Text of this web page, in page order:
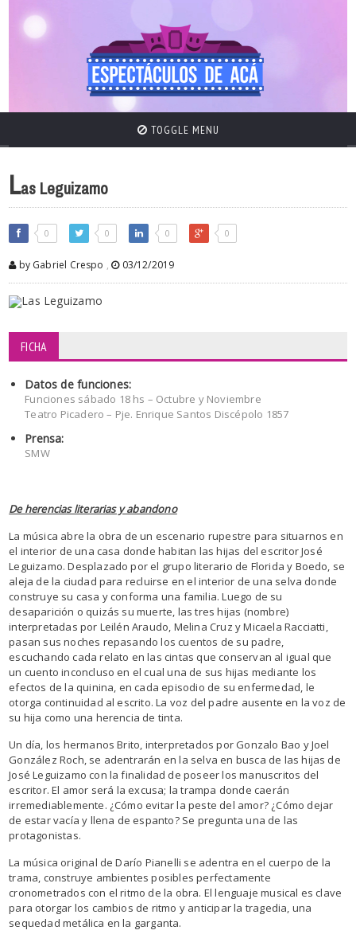
TOGGLE MENU
Las Leguizamo
0 0 0 0
by Gabriel Crespo , 03/12/2019
FICHA
Datos de funciones:
Funciones sábado 18 hs – Octubre y Noviembre
Teatro Picadero – Pje. Enrique Santos Discépolo 1857
Prensa:
SMW
De herencias literarias y abandono
La música abre la obra de un escenario rupestre para situarnos en
el interior de una casa donde habitan las hijas del escritor José
Leguizamo. Desplazado por el grupo literario de Florida y Boedo, se
aleja de la ciudad para recluirse en el interior de una selva donde
construye su casa y conforma una familia. Luego de su
desaparición o quizás su muerte, las tres hijas (nombre)
interpretadas por Leilén Araudo, Melina Cruz y Micaela Racciatti,
pasan sus noches repasando los cuentos de su padre,
escuchando cada relato en las cintas que conservan al igual que
un cuento inconcluso en el cual una de sus hijas mediante los
efectos de la quinina, en cada episodio de su enfermedad, le
otorga continuidad al escrito. La voz del padre ausente en la voz de
su hija como una herencia de tinta.
Un día, los hermanos Brito, interpretados por Gonzalo Bao y Joel
González Roch, se adentrarán en la selva en busca de las hijas de
José Leguizamo con la finalidad de poseer los manuscritos del
escritor. El amor será la excusa; la trampa donde caerán
irremediablemente. ¿Cómo evitar la peste del amor? ¿Cómo dejar
de estar vacía y llena de espanto? Se pregunta una de las
protagonistas.
La música original de Darío Pianelli se adentra en el cuerpo de la
trama, construye ambientes posibles perfectamente
cronometrados con el ritmo de la obra. El lenguaje musical es clave
para otorgar los cambios de ritmo y anticipar la tragedia, una
sequedad metálica en la garganta.